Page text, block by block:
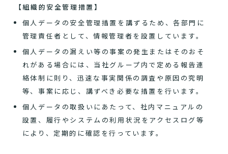
【組織的安全管理措置】
個人データの安全管理措置を講ずるため、各部門に
管理責任者として、情報管理者を設置しています。
個人データの漏えい等の事案の発生またはそのおそ
れがある場合には、当社グループ内で定める報告連
絡体制に則り、迅速な事実関係の調査や原因の究明
等、事案に応じ、講ずべき必要な措置を行います。
個人データの取扱いにあたって、社内マニュアルの
設置、履行やシステムの利用状況をアクセスログ等
により、定期的に確認を行っています。